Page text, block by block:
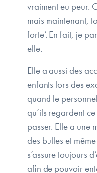
vraiment eu peur.
mais maintenant,
forte’. En fait, je
elle.
Elle a aussi des
enfants lors des
quand le
qu’ils regardent
passer. Elle a une
des bulles et
s’assure toujours
afin de pouvoir